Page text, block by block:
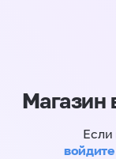
Магазин
Если